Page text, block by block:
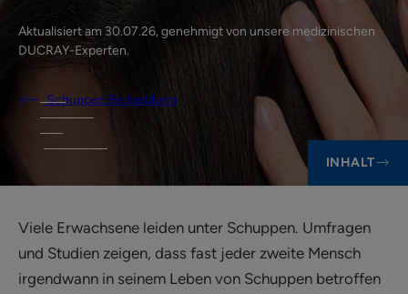
Aktualisiert am 30.07.26, genehmigt von unsere medizinischen
DUCRAY-Experten.
Schuppen Behandlung
INHALT
Viele Erwachsene leiden unter Schuppen. Umfragen
und Studien zeigen, dass fast jeder zweite Mensch
irgendwann in seinem Leben von Schuppen betroffen